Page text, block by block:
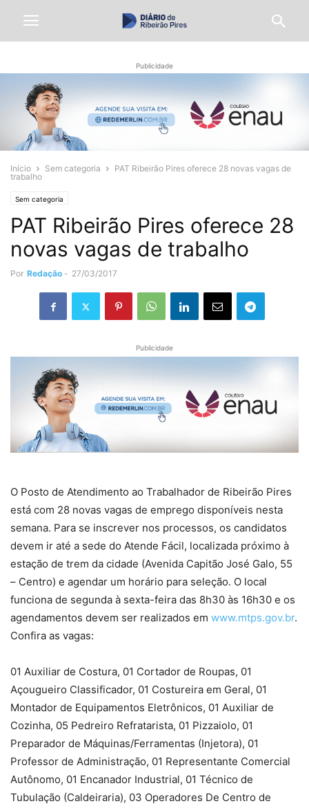
Publicidade
Início Sem categoria
PAT Ribeirão Pires oferece 28 novas vagas de
trabalho
Sem categoria
PAT Ribeirão Pires oferece 28
novas vagas de trabalho
Por Redação - 27/03/2017
Publicidade
O Posto de Atendimento ao Trabalhador de Ribeirão Pires
está com 28 novas vagas de emprego disponíveis nesta
semana. Para se inscrever nos processos, os candidatos
devem ir até a sede do Atende Fácil, localizada próximo à
estação de trem da cidade (Avenida Capitão José Galo, 55
– Centro) e agendar um horário para seleção. O local
funciona de segunda à sexta-feira das 8h30 às 16h30 e os
agendamentos devem ser realizados em www.mtps.gov.br.
Confira as vagas:
01 Auxiliar de Costura, 01 Cortador de Roupas, 01
Açougueiro Classificador, 01 Costureira em Geral, 01
Montador de Equipamentos Eletrônicos, 01 Auxiliar de
Cozinha, 05 Pedreiro Refratarista, 01 Pizzaiolo, 01
Preparador de Máquinas/Ferramentas (Injetora), 01
Professor de Administração, 01 Representante Comercial
Autônomo, 01 Encanador Industrial, 01 Técnico de
Tubulação (Caldeiraria), 03 Operadores De Centro de